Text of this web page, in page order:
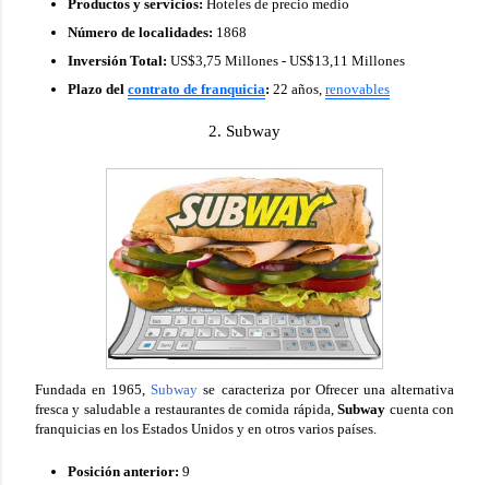
Productos y servicios: Hoteles de precio medio
Número de localidades: 1868
Inversión Total: US$3,75 Millones - US$13,11 Millones
Plazo del contrato de franquicia: 22 años, renovables
2. Subway
Fundada en 1965,Subway se caracteriza por Ofrecer una alternativa
fresca y saludable a restaurantes de comida rápida,Subway cuenta con
franquicias en los Estados Unidos y en otros varios países.
Posición anterior: 9